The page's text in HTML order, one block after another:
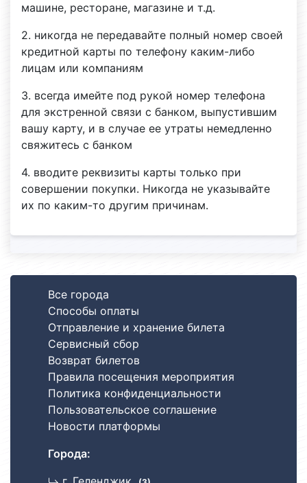
машине, ресторане, магазине и т.д.
2. никогда не передавайте полный номер своей
кредитной карты по телефону каким-либо
лицам или компаниям
3. всегда имейте под рукой номер телефона
для экстренной связи с банком, выпустившим
вашу карту, и в случае ее утраты немедленно
свяжитесь с банком
4. вводите реквизиты карты только при
совершении покупки. Никогда не указывайте
их по каким-то другим причинам.
Все города
Способы оплаты
Отправление и хранение билета
Сервисный сбор
Возврат билетов
Правила посещения мероприятия
Политика конфиденциальности
Пользовательское соглашение
Новости платформы
Города: